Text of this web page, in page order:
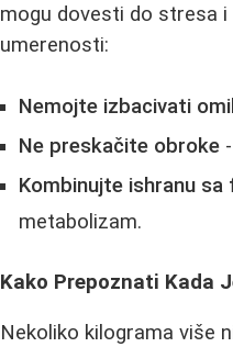
mogu dovesti do stresa i
umerenosti:
Nemojte izbacivati
Ne preskačite obroke
Kombinujte ishranu
metabolizam.
Kako Prepoznati Kada
Nekoliko kilograma više